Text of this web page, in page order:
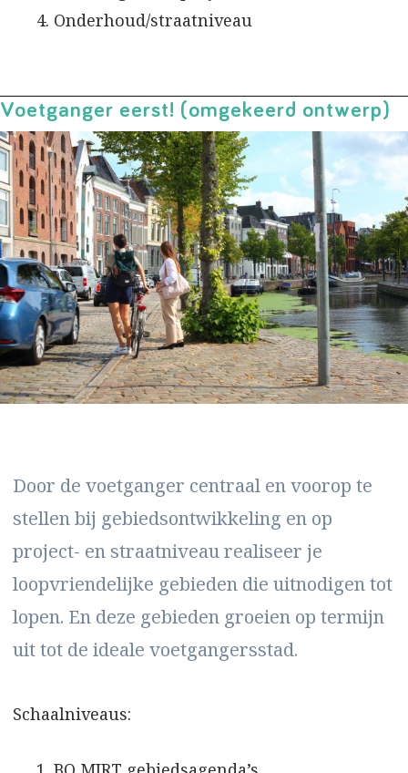
Onderhoud/straatniveau
Voetganger eerst! (omgekeerd ontwerp)
Door de voetganger centraal en voorop te
stellen bij gebiedsontwikkeling en op
project- en straatniveau realiseer je
loopvriendelijke gebieden die uitnodigen tot
lopen. En deze gebieden groeien op termijn
uit tot de ideale voetgangersstad.
Schaalniveaus: